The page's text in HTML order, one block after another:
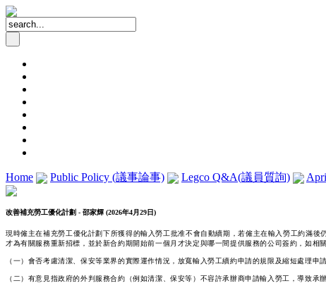
Home Public Policy (議事論事) Legco Q&A(議員質詢)
改善補充勞工優化計劃 - 邵家輝 (2026年4月29日)
現時僱主在補充勞工優化計劃下所獲得的輸入勞工批准不會自動續期，若僱主在輸入勞工約滿
才為有關服務重新招標，並於新合約期開始前一個月才決定與哪一間提供服務的公司簽約，如
（一）會否考慮清潔、保安等業界的實際運作情況，放寬輸入勞工續約申請的規限及縮短處理
（二）有意見指政府的外判服務合約（例如清潔、保安等）不容許承辦商申請輸入勞工，導致